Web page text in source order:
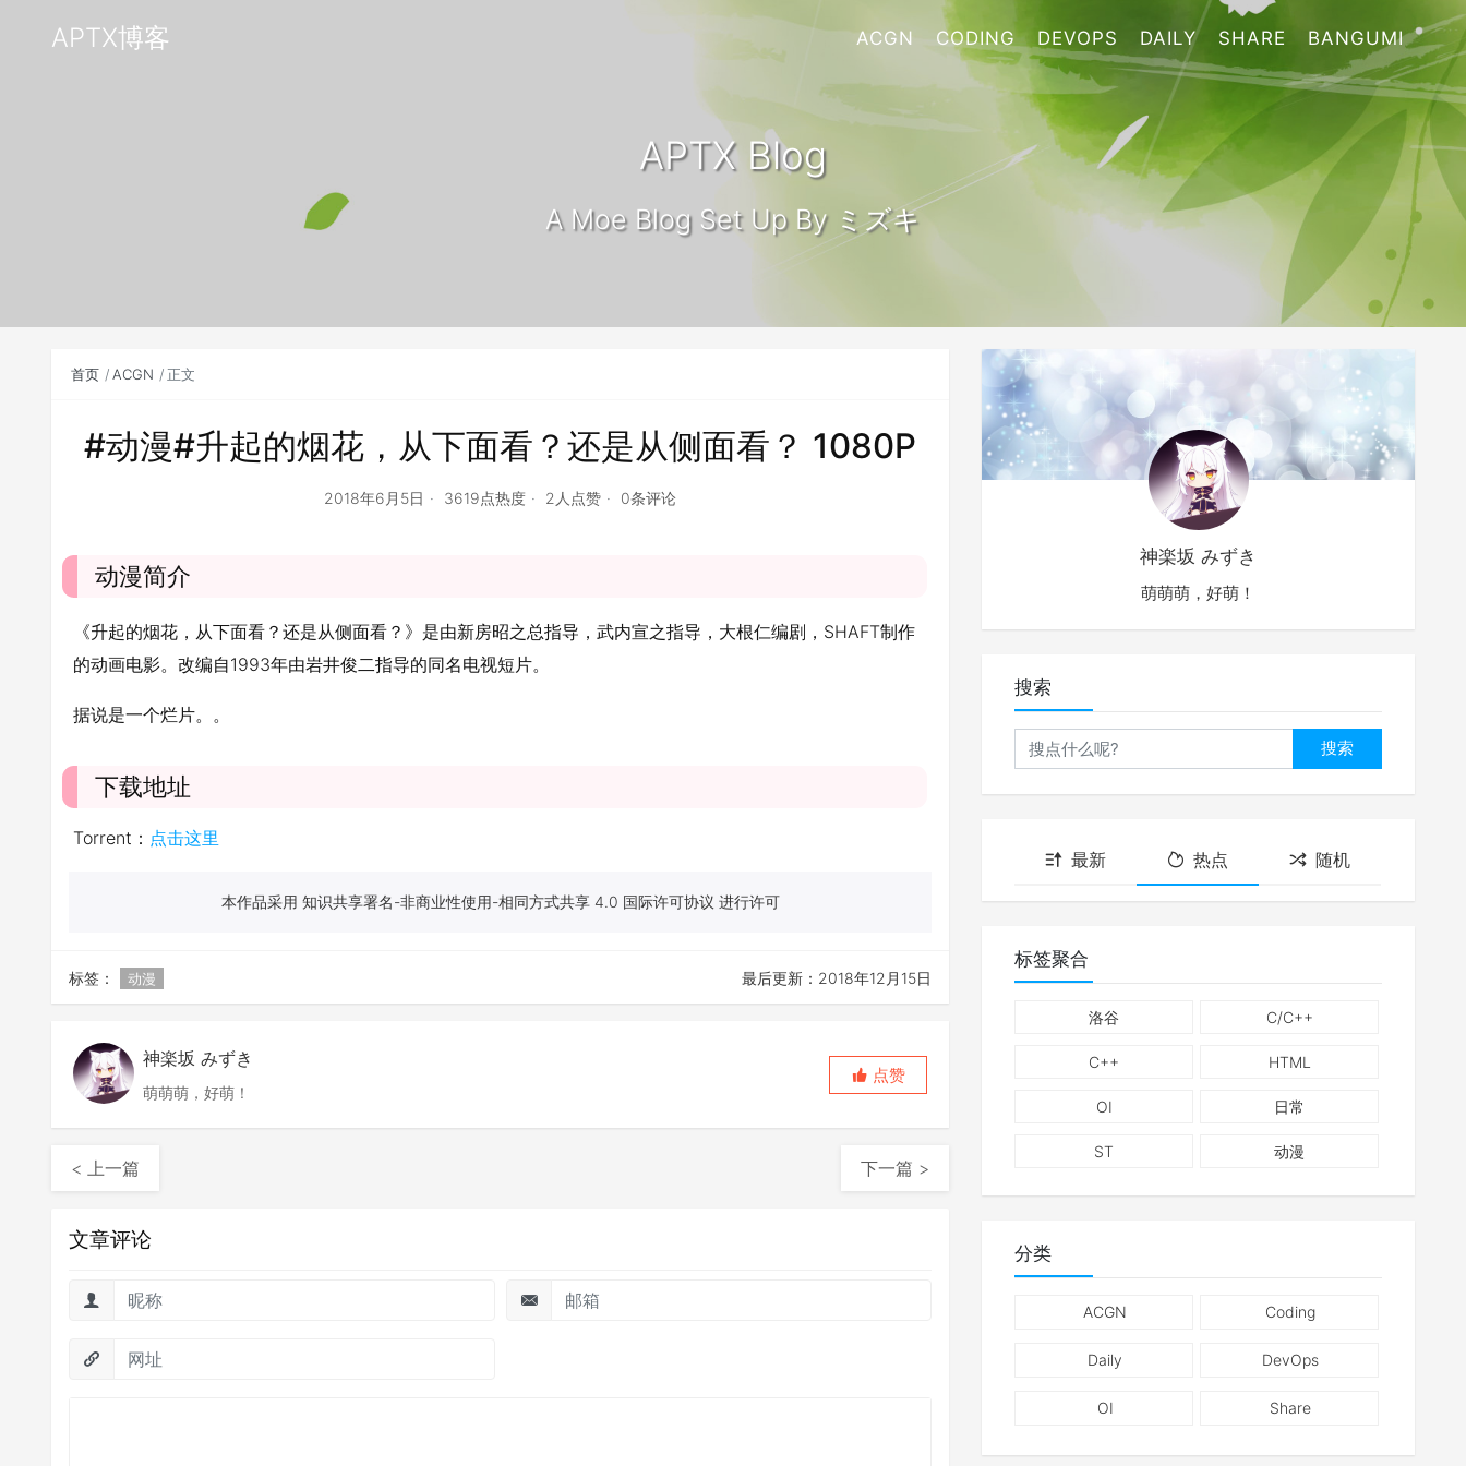
APTX博客 ACGN CODING DEVOPS DAILY SHARE BANGUMI
APTX Blog
A Moe Blog Set Up By ミズキ
首页 ACGN 正文
#动漫#升起的烟花，从下面看？还是从侧面看？ 1080P
2018年6月5日 3619点热度 2人点赞 0条评论
动漫简介
《升起的烟花，从下面看？还是从侧面看？》是由新房昭之总指导，武内宣之指导，大根仁编剧，SHAFT制作
的动画电影。改编自1993年由岩井俊二指导的同名电视短片。
据说是一个烂片。。
下载地址
Torrent： 点击这里
本作品采用 知识共享署名-非商业性使用-相同方式共享 4.0 国际许可协议 进行许可
标签： 动漫 最后更新：2018年12月15日
神楽坂 みずき
萌萌萌，好萌！
点赞
< 上一篇 下一篇 >
文章评论
神楽坂 みずき
萌萌萌，好萌！
搜索
搜索
最新 热点 随机
标签聚合
洛谷 C/C++
C++ HTML
OI 日常
ST 动漫
分类
ACGN Coding
Daily DevOps
OI Share